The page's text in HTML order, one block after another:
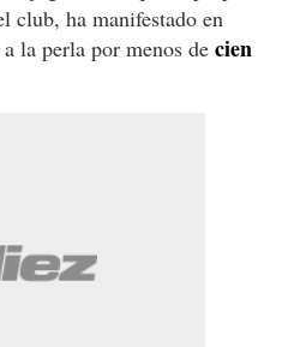
club, ha manifestado en
la perla por menos de cien